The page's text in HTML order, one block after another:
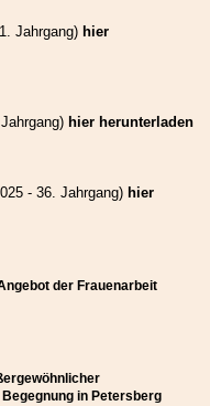
Jahrgang) hier
hier herunterladen
- 36. Jahrgang) hier
der Frauenarbeit
in Petersberg